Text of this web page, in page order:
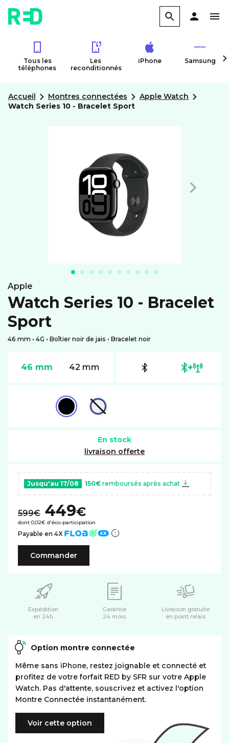
Tous les
téléphones
Les
reconditionnés
iPhone Samsung
Accueil Montres connectées
Apple Watch
Watch Series 10 - Bracelet Sport
apple
Watch Series 10 - Bracelet
Sport
46 mm • 4G • Boîtier noir de jais • Bracelet noir
46 mm 42 mm +
En stock
livraison offerte
Jusqu'au 17/08 150€ remboursés après achat
599€ 449€
dont 0,02€ d'éco-participation
Payable en 4X
Commander
Expédition
en 24h
Garantie
24 mois
Livraison gratuite
en point relais
Option montre connectée
Même sans iPhone, restez joignable et connecté et
profitez de votre forfait RED by SFR sur votre Apple
Watch. Pas d'attente, souscrivez et activez l'option
Montre Connectée instantanément.
Voir cette option